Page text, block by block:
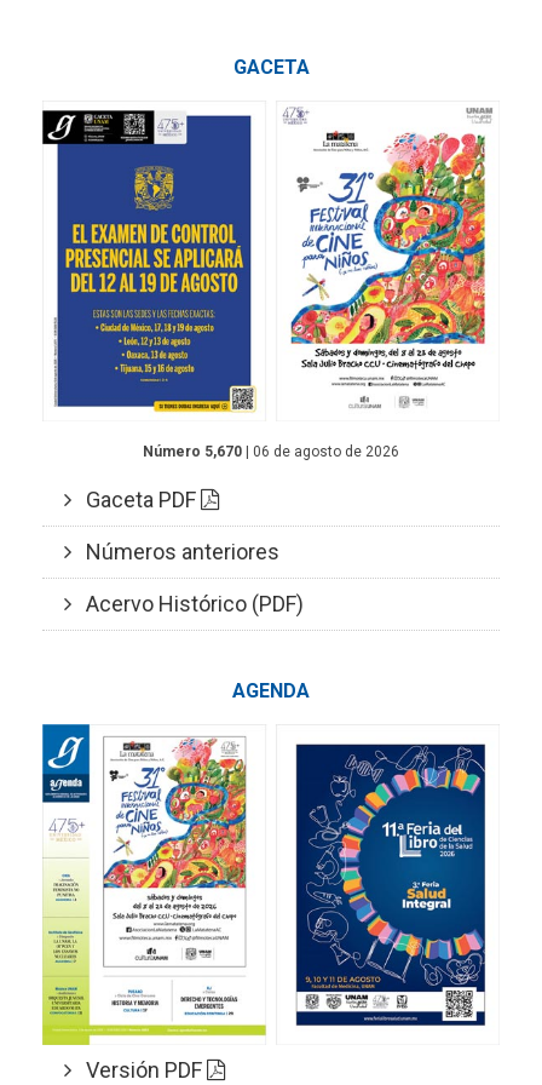
GACETA
Número 5,670 | 06 de agosto de 2026
Gaceta PDF
Números anteriores
Acervo Histórico (PDF)
AGENDA
Versión PDF